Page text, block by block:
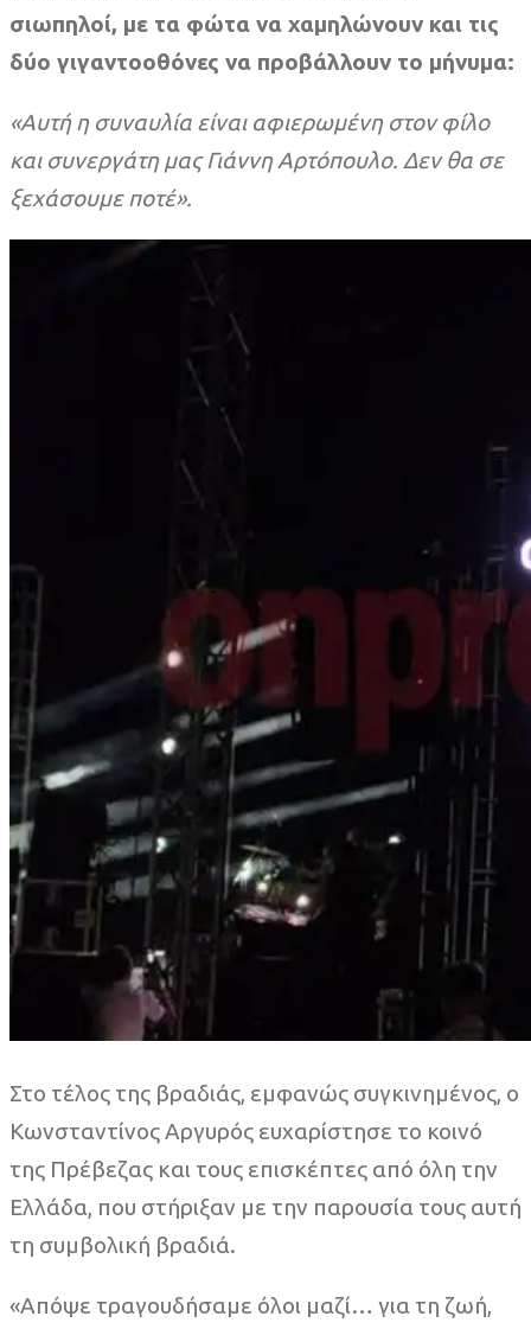
σιωπηλοί, με τα φώτα να χαμηλώνουν και τις
δύο γιγαντοοθόνες να προβάλλουν το μήνυμα:
«Αυτή η συναυλία είναι αφιερωμένη στον φίλο
και συνεργάτη μας Γιάννη Αρτόπουλο. Δεν θα σε
ξεχάσουμε ποτέ».
Στο τέλος της βραδιάς, εμφανώς συγκινημένος, ο
Κωνσταντίνος Αργυρός ευχαρίστησε το κοινό
της Πρέβεζας και τους επισκέπτες από όλη την
Ελλάδα, που στήριξαν με την παρουσία τους αυτή
τη συμβολική βραδιά.
«Απόψε τραγουδήσαμε όλοι μαζί… για τη ζωή,